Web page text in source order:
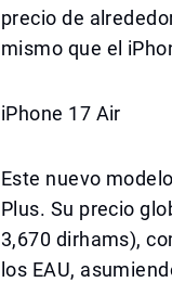
precio de
mismo que el
iPhone 17 Air
Este nuevo
Plus. Su precio
3,670 dirhams),
los EAU,